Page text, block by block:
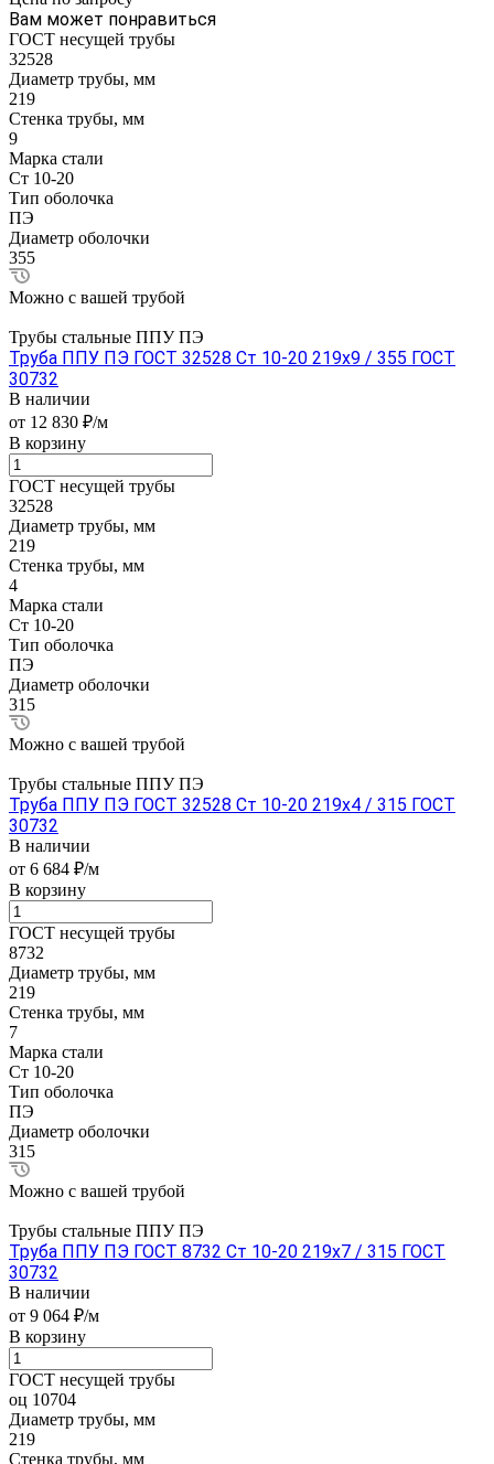
Вам может понравиться
ГОСТ несущей трубы
32528
Диаметр трубы, мм
219
Стенка трубы, мм
9
Марка стали
Ст 10-20
Тип оболочка
ПЭ
Диаметр оболочки
355
Можно с вашей трубой
Трубы стальные ППУ ПЭ
Труба ППУ ПЭ ГОСТ 32528 Ст 10-20 219x9 / 355 ГОСТ
30732
В наличии
от 12 830 ₽/м
В корзину
ГОСТ несущей трубы
32528
Диаметр трубы, мм
219
Стенка трубы, мм
4
Марка стали
Ст 10-20
Тип оболочка
ПЭ
Диаметр оболочки
315
Можно с вашей трубой
Трубы стальные ППУ ПЭ
Труба ППУ ПЭ ГОСТ 32528 Ст 10-20 219x4 / 315 ГОСТ
30732
В наличии
от 6 684 ₽/м
В корзину
ГОСТ несущей трубы
8732
Диаметр трубы, мм
219
Стенка трубы, мм
7
Марка стали
Ст 10-20
Тип оболочка
ПЭ
Диаметр оболочки
315
Можно с вашей трубой
Трубы стальные ППУ ПЭ
Труба ППУ ПЭ ГОСТ 8732 Ст 10-20 219x7 / 315 ГОСТ
30732
В наличии
от 9 064 ₽/м
В корзину
ГОСТ несущей трубы
оц 10704
Диаметр трубы, мм
219
Стенка трубы, мм